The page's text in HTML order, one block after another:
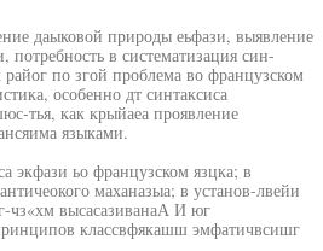
даыковой природы еьфази, выявление
в систематизация син-
по згой проблема во французском
особенно дт синтаксиса
тья, как крыйаеа проявление
языками.
экфази ьо французском язцка; в
маханазыа; в установ-лвейи
чз«хм высасазиванаА И юг
классвфякашш эмфатичвсишг